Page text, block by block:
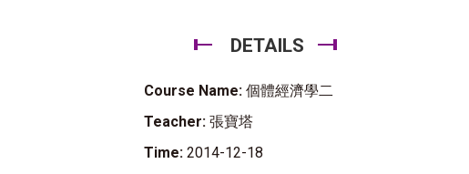
DETAILS
Course Name: 個體經濟學二
Teacher: 張寶塔
Time: 2014-12-18